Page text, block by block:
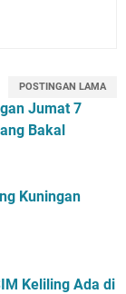
POSTINGAN LAMA
Jumat 7
Bakal
Kuningan
Keliling Ada di